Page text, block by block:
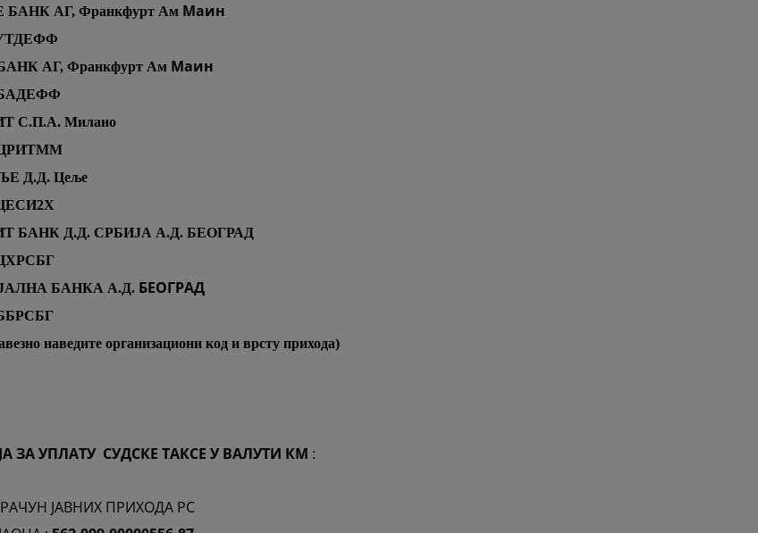
АГ, Франкфурт Ам Маин
АГ, Франкфурт Ам Маин
С.П.А. Милано
Д.Д. Цеље
БАНК Д.Д. СРБИЈА А.Д. БЕОГРАД
БАНКА А.Д. БЕОГРАД
наведите организациони код и врсту прихода)
ЗА УПЛАТУ СУДСКЕ ТАКСЕ У ВАЛУТИ КМ :
ЈАВНИХ ПРИХОДА РС